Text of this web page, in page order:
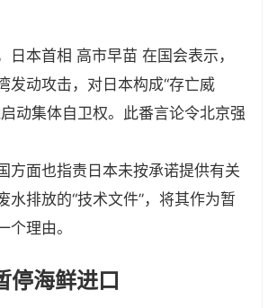
日本首相 高市早苗 在国会表示，
发动攻击，对日本构成“存亡威
动集体自卫权。此番言论令北京强
方面也指责日本未按承诺提供有关
水排放的“技术文件”，将其作为暂
个理由。
停海鲜进口